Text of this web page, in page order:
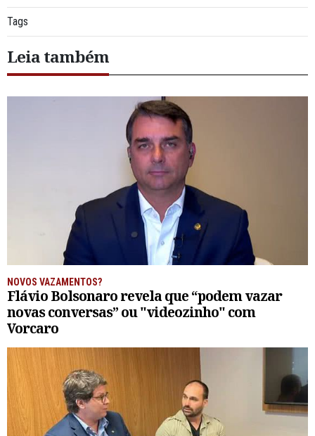
Tags
Leia também
NOVOS VAZAMENTOS?
Flávio Bolsonaro revela que “podem vazar
novas conversas” ou "videozinho" com
Vorcaro